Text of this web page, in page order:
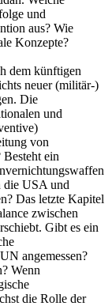
und
aus? Wie
Konzepte?
dem künftigen
neuer (militär-)
Die
und
von
ein
die USA und
Das letzte Kapitel
zwischen
Gibt es ein
angemessen?
Wenn
die Rolle der